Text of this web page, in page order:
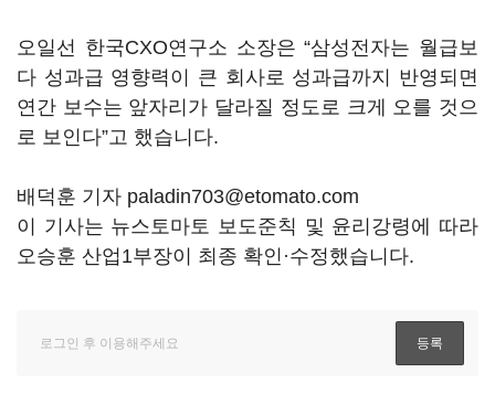
오일선 한국CXO연구소 소장은“삼성전자는 월급보
다 성과급 영향력이 큰 회사로 성과급까지 반영되면
연간 보수는 앞자리가 달라질 정도로 크게 오를 것으
로 보인다”고 했습니다.
배덕훈 기자 paladin703@etomato.com
이 기사는 뉴스토마토 보도준칙 및 윤리강령에 따라
오승훈 산업1부장이 최종 확인·수정했습니다.